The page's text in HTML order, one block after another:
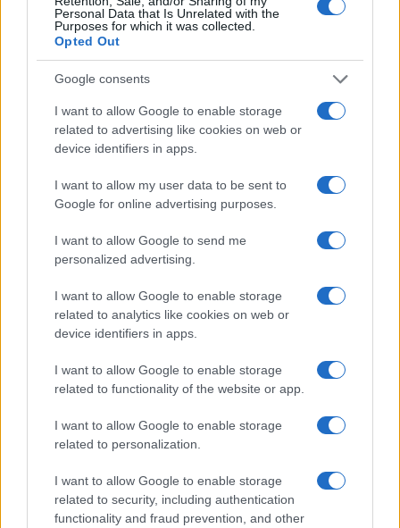
Personal Data that Is Unrelated with the
Purposes for which it was collected.
Opted Out
Google consents
I want to allow Google to enable storage
related to advertising like cookies on web or
device identifiers in apps.
I want to allow my user data to be sent to
Google for online advertising purposes.
I want to allow Google to send me
personalized advertising.
I want to allow Google to enable storage
related to analytics like cookies on web or
device identifiers in apps.
I want to allow Google to enable storage
related to functionality of the website or app.
I want to allow Google to enable storage
related to personalization.
I want to allow Google to enable storage
related to security, including authentication
functionality and fraud prevention, and other
ΓΙΑ ΤΟ ΚΑΛΟΚΑΙΡΙ ΣΟΥ →
ΤΟ ΠΑΡΟΝ ΤΗΣ ΚΥΡΙΑΚΗΣ